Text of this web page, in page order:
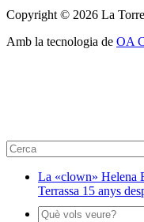
Copyright © 2026 La
Amb la tecnologia de OA
La «clown» Helena
Terrassa 15 anys